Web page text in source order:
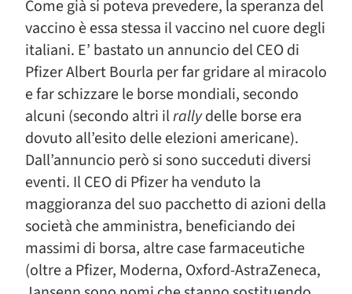
Come già si poteva prevedere, la speranza del
vaccino è essa stessa il vaccino nel cuore degli
italiani. E’ bastato un annuncio del CEO di
Pfizer Albert Bourla per far gridare al miracolo
e far schizzare le borse mondiali, secondo
alcuni (secondo altri ilrallydelle borse era
dovuto all’esito delle elezioni americane).
Dall’annuncio però si sono succeduti diversi
eventi. Il CEO di Pfizer ha venduto la
maggioranza del suo pacchetto di azioni della
società che amministra, beneficiando dei
massimi di borsa, altre case farmaceutiche
(oltre a Pfizer, Moderna, Oxford-AstraZeneca,